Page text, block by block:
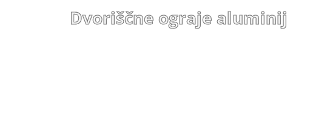
Dvoriščne ograje aluminij